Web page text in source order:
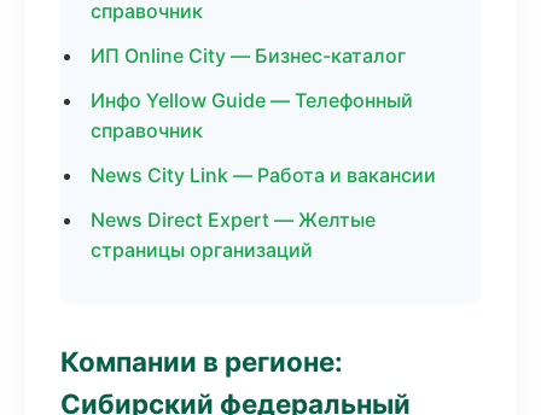
справочник
ИП Online City — Бизнес-каталог
Инфо Yellow Guide — Телефонный
справочник
News City Link — Работа и вакансии
News Direct Expert — Желтые
страницы организаций
Компании в регионе:
Сибирский федеральный